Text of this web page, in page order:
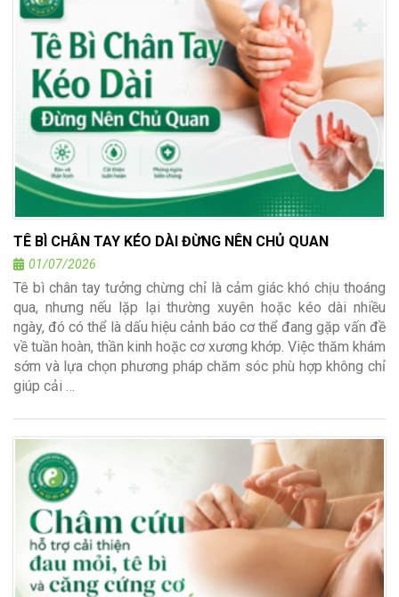
TÊ BÌ CHÂN TAY KÉO DÀI ĐỪNG NÊN CHỦ QUAN
01/07/2026
Tê bì chân tay tưởng chừng chỉ là cảm giác khó chịu thoáng
qua, nhưng nếu lặp lại thường xuyên hoặc kéo dài nhiều
ngày, đó có thể là dấu hiệu cảnh báo cơ thể đang gặp vấn đề
về tuần hoàn, thần kinh hoặc cơ xương khớp. Việc thăm khám
sớm và lựa chọn phương pháp chăm sóc phù hợp không chỉ
giúp cải …